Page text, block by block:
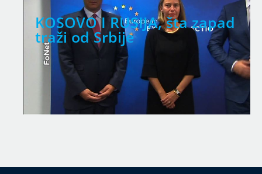
KOSOVO I RUSIJA, šta zapad
traži od Srbije